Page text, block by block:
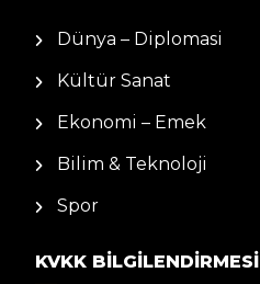
Dünya – Diplomasi
Kültür Sanat
Ekonomi – Emek
Bilim & Teknoloji
Spor
KVKK BILGILENDIRMESI